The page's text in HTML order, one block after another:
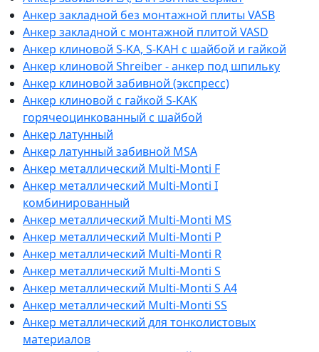
Анкер закладной без монтажной плиты VASB
Анкер закладной с монтажной плитой VASD
Анкер клиновой S-KA, S-KAH с шайбой и гайкой
Анкер клиновой Shreiber - анкер под шпильку
Анкер клиновой забивной (экспресс)
Анкер клиновой с гайкой S-KAK
горячеоцинкованный с шайбой
Анкер латунный
Анкер латунный забивной MSA
Анкер металлический Multi-Monti F
Анкер металлический Multi-Monti I
комбинированный
Анкер металлический Multi-Monti MS
Анкер металлический Multi-Monti P
Анкер металлический Multi-Monti R
Анкер металлический Multi-Monti S
Анкер металлический Multi-Monti S A4
Анкер металлический Multi-Monti SS
Анкер металлический для тонколистовых
материалов